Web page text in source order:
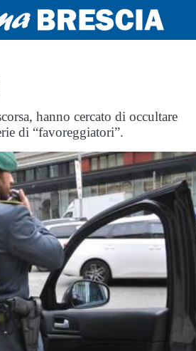
hanno cercato di occultare
di “favoreggiatori”.